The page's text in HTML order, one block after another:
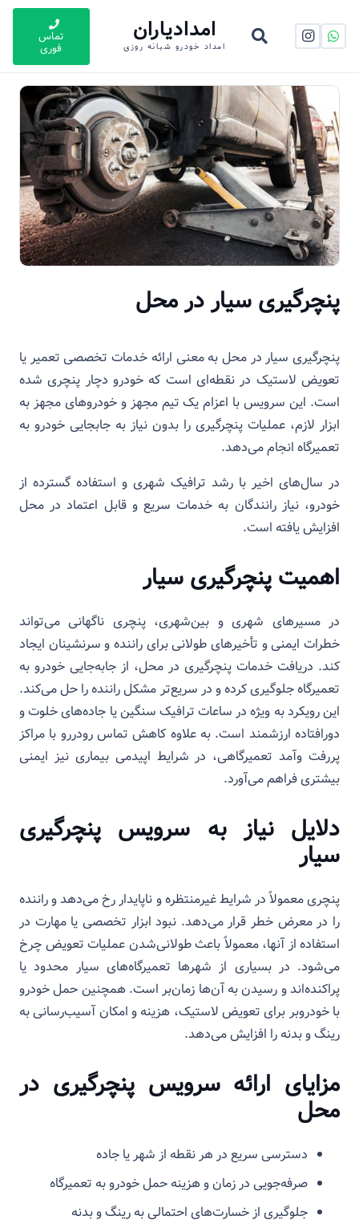
امدادیاران
امداد خودرو شبانه روزی
تماس
فوری
پنچرگیری سیار در محل
پنچرگیری سیار در محل به معنی ارائه خدمات تخصصی تعمیر یا
تعویض لاستیک در نقطه‌ای است که خودرو دچار پنچری شده
است. این سرویس با اعزام یک تیم مجهز و خودروهای مجهز به
ابزار لازم، عملیات پنچرگیری را بدون نیاز به جابجایی خودرو به
تعمیرگاه انجام می‌دهد.
در سال‌های اخیر با رشد ترافیک شهری و استفاده گسترده از
خودرو، نیاز رانندگان به خدمات سریع و قابل‌ اعتماد در محل
افزایش یافته است.
اهمیت پنچرگیری سیار
در مسیرهای شهری و بین‌شهری، پنچری ناگهانی می‌تواند
خطرات ایمنی و تأخیرهای طولانی برای راننده و سرنشینان ایجاد
کند. دریافت خدمات پنچرگیری در محل، از جابه‌جایی خودرو به
تعمیرگاه جلوگیری کرده و در سریع‌تر مشکل راننده را حل می‌کند.
این رویکرد به ویژه در ساعات ترافیک سنگین یا جاده‌های خلوت و
دورافتاده ارزشمند است. به علاوه کاهش تماس رودررو با مراکز
پررفت‌ وآمد تعمیرگاهی، در شرایط اپیدمی بیماری نیز ایمنی
بیشتری فراهم می‌آورد.
دلایل نیاز به سرویس پنچرگیری
سیار
پنچری معمولاً در شرایط غیرمنتظره و ناپایدار رخ می‌دهد و راننده
را در معرض خطر قرار می‌دهد. نبود ابزار تخصصی یا مهارت در
استفاده از آنها، معمولاً باعث طولانی‌شدن عملیات تعویض چرخ
می‌شود. در بسیاری از شهرها تعمیرگاه‌های سیار محدود یا
پراکنده‌اند و رسیدن به آن‌ها زمان‌بر است. همچنین حمل خودرو
با خودروبر برای تعویض لاستیک، هزینه و امکان آسیب‌رسانی به
رینگ و بدنه را افزایش می‌دهد.
مزایای ارائه سرویس پنچرگیری در
محل
دسترسی سریع در هر نقطه از شهر یا جاده
صرفه‌جویی در زمان و هزینه حمل خودرو به تعمیرگاه
جلوگیری از خسارت‌های احتمالی به رینگ و بدنه